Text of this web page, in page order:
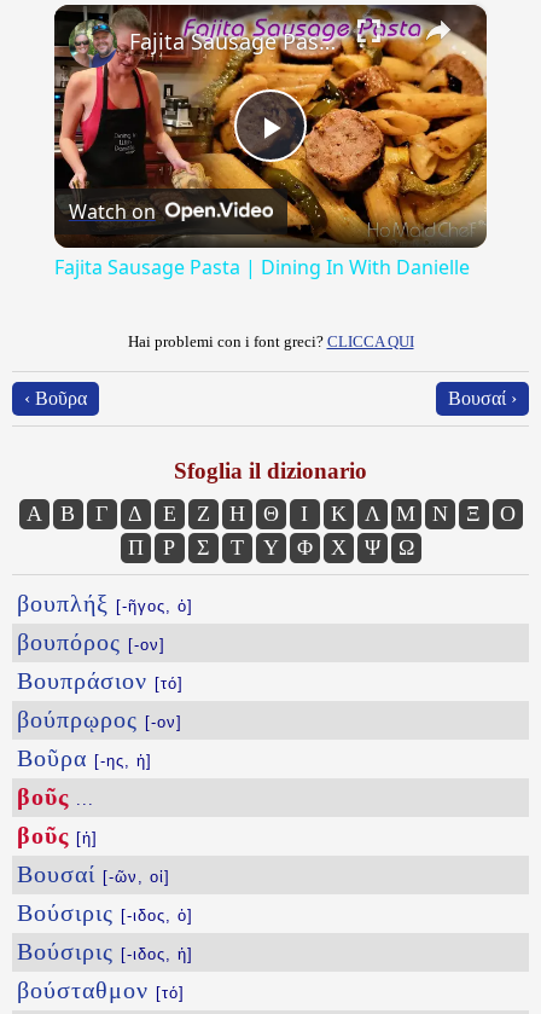
×
Play
Video
Fajita Sausage Pasta | Dining In With Danielle
Watch on
Fajita Sausage Pasta | Dining In With Danielle
Hai problemi con i font greci? CLICCA QUI
‹ Βοῦρα Βουσαί ›
Sfoglia il dizionario
Α Β Γ Δ Ε Ζ Η Θ Ι Κ Λ Μ Ν Ξ
Ο
Π
Ρ Σ Τ Υ Φ Χ Ψ Ω
βουπλήξ [-ῆγος, ὀ]
βουπόρος [-ον]
Βουπράσιον [τό]
βούπρῳρος [-ον]
Βοῦρα [-ης, ἡ]
βοῦς ...
βοῦς [ἡ]
Βουσαί [-ῶν, οἱ]
Βούσιρις [-ιδος, ὁ]
Βούσιρις [-ιδος, ἡ]
βούσταθμον [τό]